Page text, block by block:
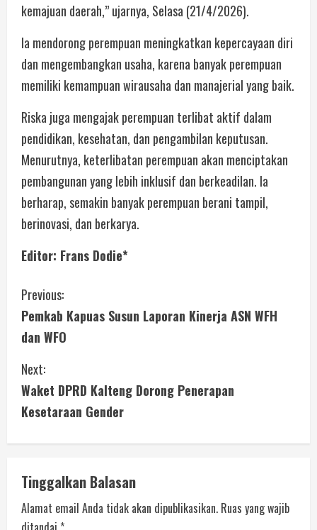
kemajuan daerah,” ujarnya, Selasa (21/4/2026).
Ia mendorong perempuan meningkatkan kepercayaan diri
dan mengembangkan usaha, karena banyak perempuan
memiliki kemampuan wirausaha dan manajerial yang baik.
Riska juga mengajak perempuan terlibat aktif dalam
pendidikan, kesehatan, dan pengambilan keputusan.
Menurutnya, keterlibatan perempuan akan menciptakan
pembangunan yang lebih inklusif dan berkeadilan. Ia
berharap, semakin banyak perempuan berani tampil,
berinovasi, dan berkarya.
Editor: Frans Dodie*
Previous:
Pemkab Kapuas Susun Laporan Kinerja ASN WFH
dan WFO
Next:
Waket DPRD Kalteng Dorong Penerapan
Kesetaraan Gender
Tinggalkan Balasan
Alamat email Anda tidak akan dipublikasikan. Ruas yang wajib